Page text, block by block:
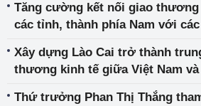
Tăng cường kết nối giao
các tỉnh, thành phía Nam với
Xây dựng Lào Cai trở thành
thương kinh tế giữa Việt Nam
Thứ trưởng Phan Thị Thắng